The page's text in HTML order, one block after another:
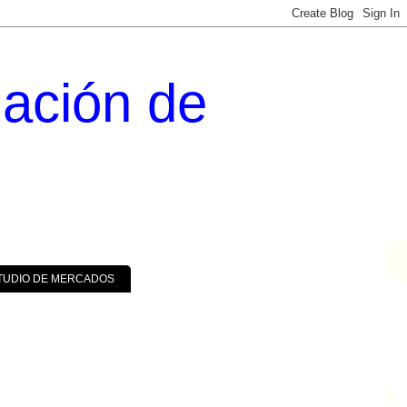
de
DE MERCADOS